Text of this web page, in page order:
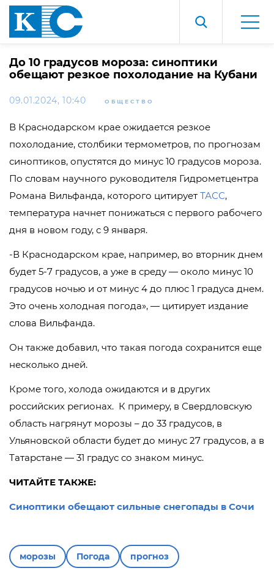
До 10 градусов мороза: синоптики
обещают резкое похолодание на Кубани
09.01.2024, 10:40 ОБЩЕСТВО
В Краснодарском крае ожидается резкое
похолодание, столбики термометров, по прогнозам
синоптиков, опустятся до минус 10 градусов мороза.
По словам научного руководителя Гидрометцентра
Романа Вильфанда, которого цитирует ТАСС,
температура начнет понижаться с первого рабочего
дня в новом году, с 9 января.
-В Краснодарском крае, например, во вторник днем
будет 5-7 градусов, а уже в среду — около минус 10
градусов ночью и от минус 4 до плюс 1 градуса днем.
Это очень холодная погода», — цитирует издание
слова Вильфанда.
Он также добавил, что такая погода сохранится еще
несколько дней.
Кроме того, холода ожидаются и в других
российских регионах. К примеру, в Свердловскую
область нагрянут морозы – до 33 градусов, в
Ульяновской области будет до минус 27 градусов, а в
Татарстане — 31 градус со знаком минус.
ЧИТАЙТЕ ТАКЖЕ:
Синоптики обещают сильные снегопады в Сочи
морозы Погода прогноз